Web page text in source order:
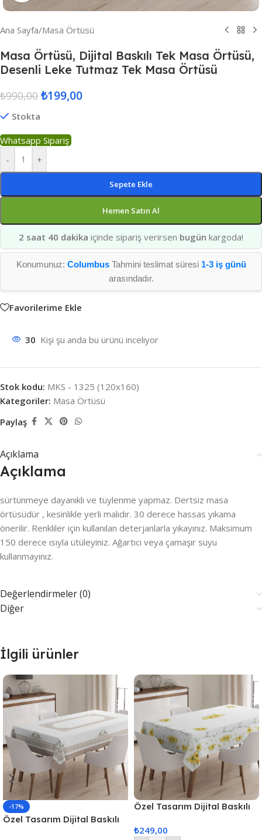
Ana Sayfa/Masa Örtüsü
Masa Örtüsü, Dijital Baskılı Tek Masa Örtüsü,
Desenli Leke Tutmaz Tek Masa Örtüsü
₺990,00 ₺199,00
Stokta
Whatsapp Sipariş
-
+
Sepete Ekle
Hemen Satın Al
2 saat 40 dakika içinde sipariş verirsen bugün kargoda!
Konumunuz: ColumbusTahmini teslimat süresi 1-3 iş günü
arasındadır.
Favorilerime Ekle
30 Kişi şu anda bu ürünü inceliyor
Stok kodu: MKS - 1325 (120x160)
Kategoriler: Masa Örtüsü
Paylaş
Açıklama
Açıklama
sürtünmeye dayanıklı ve tüylenme yapmaz. Dertsiz masa
örtüsüdür , kesinlikle yerli malıdır. 30 derece hassas yıkama
önerilir. Renkliler için kullanılan deterjanlarla yıkayınız. Maksimum
150 derece ısıyla ütüleyiniz. Ağartıcı veya çamaşır suyu
kullanmayınız.
Değerlendirmeler (0)
Diğer
İlgili ürünler
-17%
Özel Tasarım Dijital Baskılı
Özel Tasarım Dijital Baskılı
₺249,00